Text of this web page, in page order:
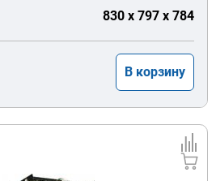
830 x 797 x 784
В корзину